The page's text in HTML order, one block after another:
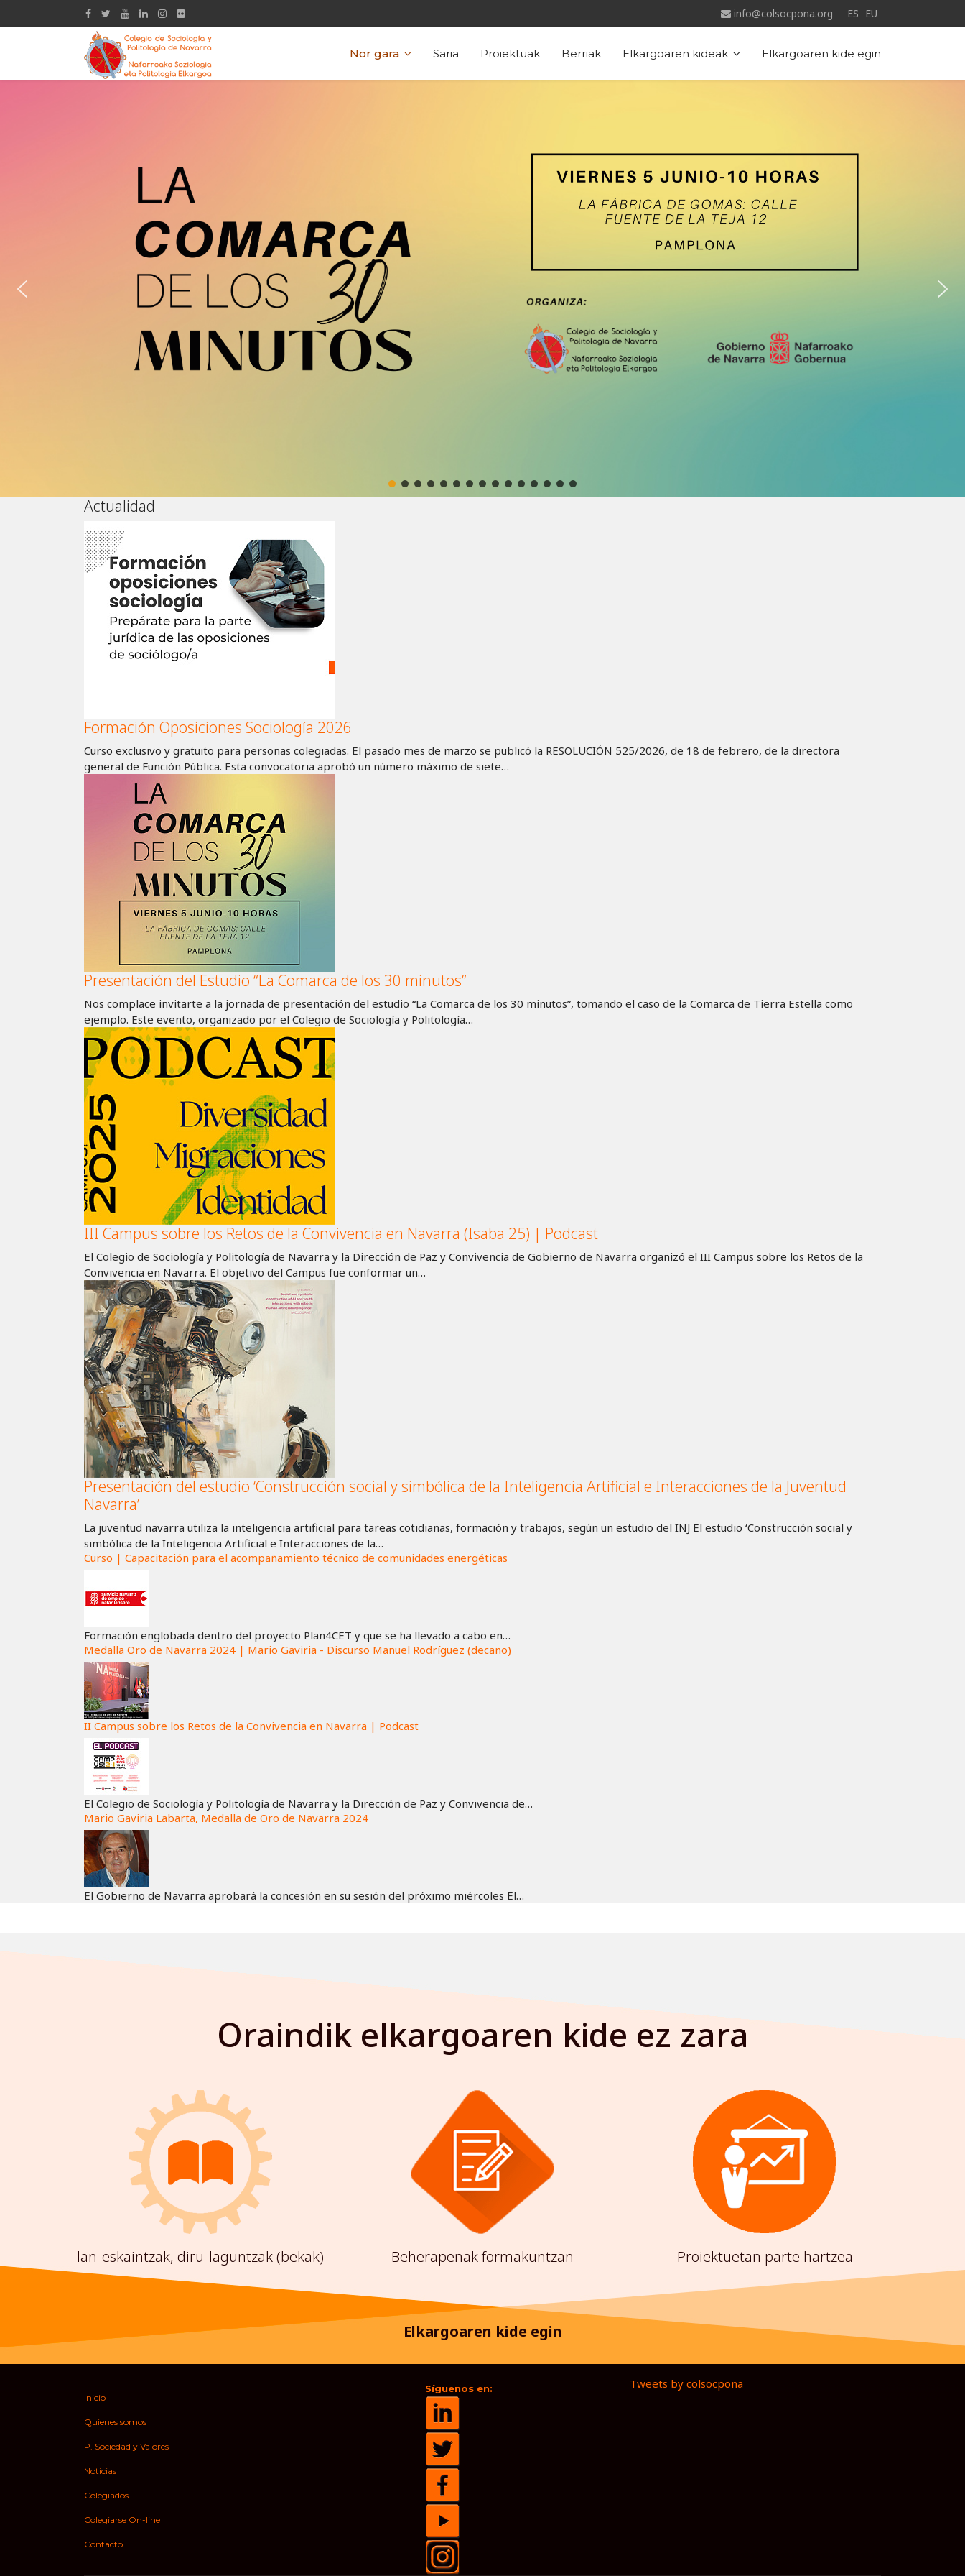
info@colsocpona.org ES EU
Nor gara Saria Proiektuak Berriak Elkargoaren kideak Elkargoaren kide egin
Actualidad
Formación Oposiciones Sociología 2026
Curso exclusivo y gratuito para personas colegiadas. El pasado mes de marzo se publicó la RESOLUCIÓN 525/2026, de 18 de febrero, de la directora
general de Función Pública. Esta convocatoria aprobó un número máximo de siete…
Presentación del Estudio “La Comarca de los 30 minutos”
Nos complace invitarte a la jornada de presentación del estudio “La Comarca de los 30 minutos”, tomando el caso de la Comarca de Tierra Estella como
ejemplo. Este evento, organizado por el Colegio de Sociología y Politología…
III Campus sobre los Retos de la Convivencia en Navarra (Isaba 25) | Podcast
El Colegio de Sociología y Politología de Navarra y la Dirección de Paz y Convivencia de Gobierno de Navarra organizó el III Campus sobre los Retos de la
Convivencia en Navarra. El objetivo del Campus fue conformar un…
Presentación del estudio ‘Construcción social y simbólica de la Inteligencia Artificial e Interacciones de la Juventud
Navarra’
La juventud navarra utiliza la inteligencia artificial para tareas cotidianas, formación y trabajos, según un estudio del INJ El estudio ‘Construcción social y
simbólica de la Inteligencia Artificial e Interacciones de la…
Curso | Capacitación para el acompañamiento técnico de comunidades energéticas
Formación englobada dentro del proyecto Plan4CET y que se ha llevado a cabo en…
Medalla Oro de Navarra 2024 | Mario Gaviria - Discurso Manuel Rodríguez (decano)
II Campus sobre los Retos de la Convivencia en Navarra | Podcast
El Colegio de Sociología y Politología de Navarra y la Dirección de Paz y Convivencia de…
Mario Gaviria Labarta, Medalla de Oro de Navarra 2024
El Gobierno de Navarra aprobará la concesión en su sesión del próximo miércoles El…
Oraindik elkargoaren kide ez zara
lan-eskaintzak, diru-laguntzak (bekak) Beherapenak formakuntzan Proiektuetan parte hartzea
Elkargoaren kide egin
Inicio
Quienes somos
P. Sociedad y Valores
Noticias
Colegiados
Colegiarse On-line
Contacto
Síguenos en: Tweets by colsocpona